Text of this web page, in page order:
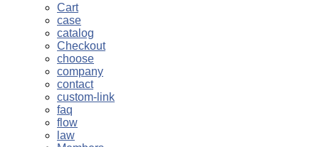
Cart
case
catalog
Checkout
choose
company
contact
custom-link
faq
flow
law